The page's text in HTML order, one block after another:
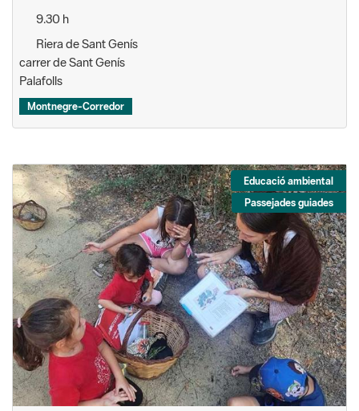
9.30 h
Riera de Sant Genís
carrer de Sant Genís
Palafolls
Montnegre-Corredor
Educació ambiental
Passejades guiades